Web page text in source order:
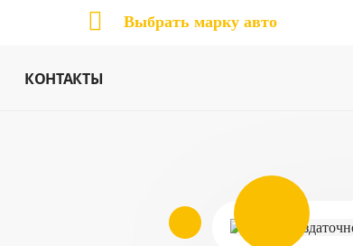
Выбрать марку авто
КОНТАКТЫ